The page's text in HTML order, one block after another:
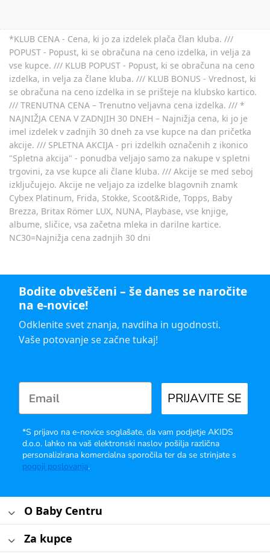
*KLUB CENA - Cena, ki jo za izdelek plača član kluba. ///
POPUST - Popust, ki se obračuna na ceno izdelka, in velja za
vse kupce. /// KLUB POPUST - Popust, ki se obračuna na ceno
izdelka, in velja za člane kluba. /// KLUB BONUS - Vrednost, ki
se obračuna na ceno izdelka in se prišteje na klubsko kartico.
/// TRENUTNA CENA – Trenutno veljavna cena izdelka. /// *
NAJNIŽJA CENA V ZADNJIH 30 DNEH – Najnižja cena, ki jo je
imel izdelek v zadnjih 30 dneh za vse kupce na dan pričetka
akcije. /// SPLETNA AKCIJA - pri izdelkih označenih z ikonico
"Spletna akcija" - ponudba veljajo samo za nakupe v spletni
trgovini, za vse kupce ali člane kluba. /// Akcije se med seboj
izključujejo. Akcije ne veljajo za izdelke blagovnih znamk
Cybex Platinum, Frida, Stokke, Scoot&Ride, Topps, Baby
Brezza, Britax Römer LUX, NUNA, Playbase, vse knjige,
albume, sličice, vsa začetna mleka in darilne kartice.
NC30=Najnižja cena zadnjih 30 dni
Bodite obveščeni – še danes se naročite
na e-novice!
Odklenite svet znanja, navdiha in ugodnosti.
Vaše potovanje se začne tukaj!
PRIJAVITE SE
*S prijavo na e-novice soglašate, da vam podjetje AKIDS
d.o.o. lahko na vaš elektronski naslov pošilja različna
personalizirana komercialna sporočila ter da se strinjate s
pogoji poslovanja.
O Baby Centru
Za kupce